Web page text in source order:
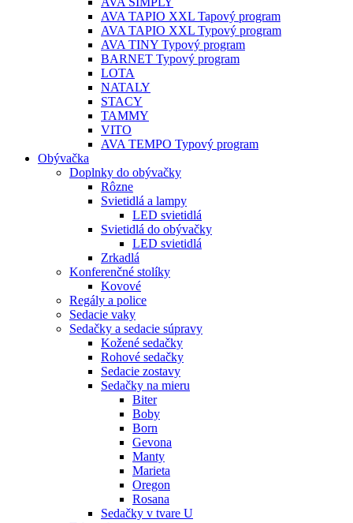
AVA TAPIO XXL Tapový program
AVA TAPIO XXL Typový program
AVA TINY Typový program
BARNET Typový program
LOTA
NATALY
STACY
TAMMY
VITO
AVA TEMPO Typový program
Obývačka
Doplnky do obývačky
Rôzne
Svietidlá a lampy
LED svietidlá
Svietidlá do obývačky
LED svietidlá
Zrkadlá
Konferenčné stolíky
Kovové
Regály a police
Sedacie vaky
Sedačky a sedacie súpravy
Kožené sedačky
Rohové sedačky
Sedacie zostavy
Sedačky na mieru
Biter
Boby
Born
Gevona
Manty
Marieta
Oregon
Rosana
Sedačky v tvare U